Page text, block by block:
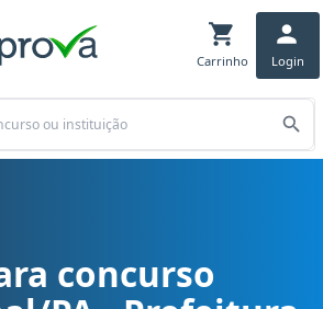
Carrinho Login
- Castanhal/PA - Prefeitura Municipal
concurso